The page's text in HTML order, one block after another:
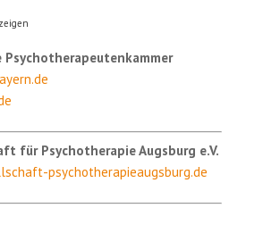
Psychotherapeutenkammer
für Psychotherapie Augsburg e.V.
psychotherapieaugsburg.de